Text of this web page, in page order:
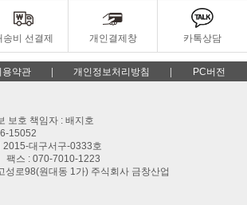
송비 선결제 개인결제창 카톡상담
용약관 개인정보처리방침 PC버전
보호 책임자 : 배지호
15052
2015-대구서구-0333호
팩스 : 070-7010-1223
성로98(원대동 1가) 주식회사 금창산업